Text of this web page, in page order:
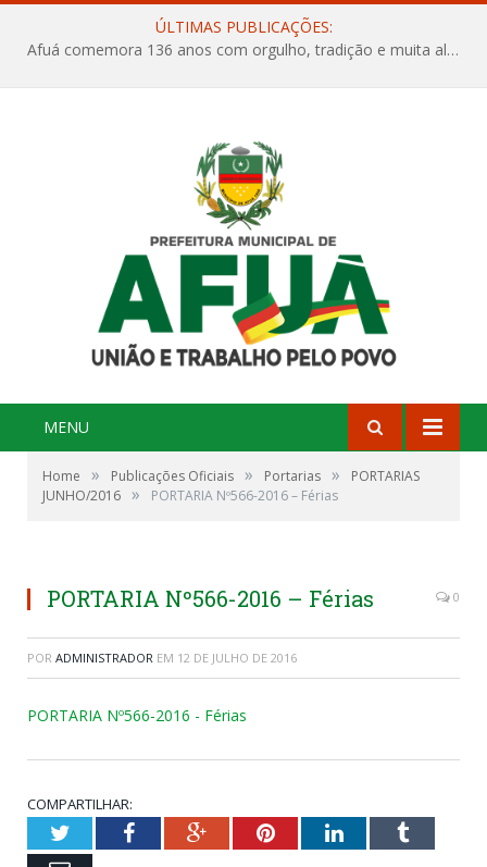
ÚLTIMAS PUBLICAÇÕES:
Afuá comemora 136 anos com orgulho, tradição e muita alegria na Quadra Dr. Nelson Salomão
MENU
Home » Publicações Oficiais » Portarias »
PORTARIAS
JUNHO/2016 » PORTARIA Nº566-2016 – Férias
PORTARIA Nº566-2016 – Férias 0
POR ADMINISTRADOR EM 12 DE JULHO DE 2016
PORTARIA Nº566-2016 - Férias
COMPARTILHAR:
TwitterFacebookGoogle+PinterestLinkedInTumblr